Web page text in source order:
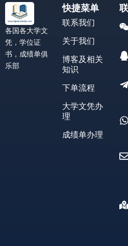
各国各大学文
凭，学位证
书，成绩单俱
乐部
快捷菜单
联系我们
关于我们
博客及相关
知识
下单流程
大学文凭办
理
成绩单办理